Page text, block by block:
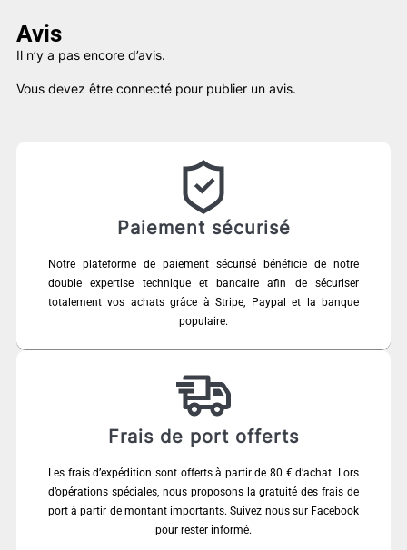
Avis
Il n’y a pas encore d’avis.
Vous devez être connecté pour publier un avis.
Paiement sécurisé
Notre plateforme de paiement sécurisé bénéficie de notre
double expertise technique et bancaire afin de sécuriser
totalement vos achats grâce à Stripe, Paypal et la banque
populaire.
Frais de port offerts
Les frais d’expédition sont offerts à partir de 80 € d’achat. Lors
d’opérations spéciales, nous proposons la gratuité des frais de
port à partir de montant importants. Suivez nous sur Facebook
pour rester informé.